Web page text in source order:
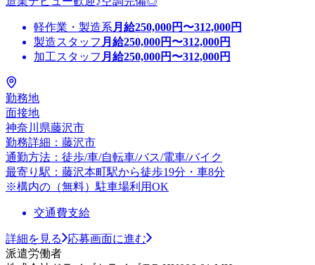
軽作業・製造系 月給250,000円〜312,000円
製造スタッフ 月給250,000円〜312,000円
加工スタッフ 月給250,000円〜312,000円
勤務地
面接地
神奈川県藤沢市
勤務詳細：藤沢市
通勤方法：徒歩/車/自転車/バス/電車/バイク
最寄り駅：藤沢本町駅から徒歩19分・車8分
※構内の（無料）駐車場利用OK
交通費支給
詳細を見る
応募画面に進む
派遣労働者